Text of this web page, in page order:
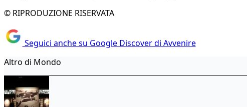
© RIPRODUZIONE RISERVATA
Seguici anche su Google Discover di Avvenire
Altro di Mondo